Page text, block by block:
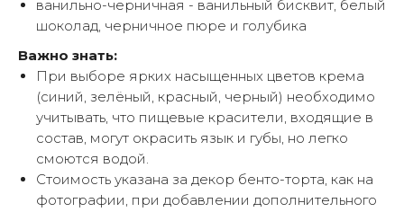
ванильно-черничная - ванильный бисквит, белый
шоколад, черничное пюре и голубика
Важно знать:
При выборе ярких насыщенных цветов крема
(синий, зелёный, красный, черный) необходимо
учитывать, что пищевые красители, входящие в
состав, могут окрасить язык и губы, но легко
смоются водой.
Стоимость указана за декор бенто-торта, как на
фотографии, при добавлении дополнительного